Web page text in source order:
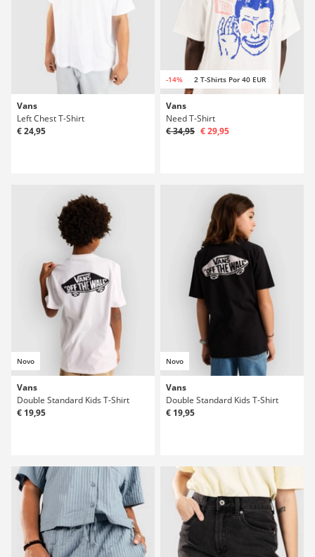
Vans
Left Chest T-Shirt
€ 24,95
-14% 2 T-Shirts Por 40 EUR
Vans
Need T-Shirt
€ 34,95 € 29,95
Novo
Vans
Double Standard Kids T-Shirt
€ 19,95
Novo
Vans
Double Standard Kids T-Shirt
€ 19,95